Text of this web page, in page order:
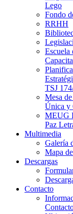
Lego
Fondo
RRHH
Escuela
TSJ
Mesa
Única y
MEUG
Paz
Multimedia
Galería
Mapa
Descargas
Contacto